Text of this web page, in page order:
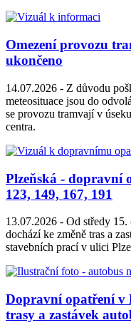
Omezení provozu
ukončeno
14.07.2026 - Z důvodu
meteosituace jsou do
se provozu tramvají v
centra.
Plzeňská - dopravní
123, 149, 167, 191
13.07.2026 - Od středy 15.
dochází ke změně tras a
stavebních prací v ulici
Dopravní opatření v
trasy a zastávek